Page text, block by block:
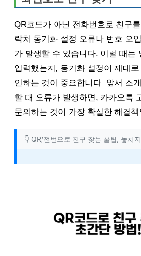
QR코드가 아닌 전화번호로 친구
락처 동기화 설정 오류나 번호 오
가 발생할 수 있습니다. 이럴 때는
입력했는지, 동기화 설정이 제대
인하는 것이 중요합니다. 앞서 소
할 때 오류가 발생하면, 카카오톡
문의하는 것이 가장 확실한 해결책
👇 QR/전번으로 친구 찾는 꿀팁, 놓치